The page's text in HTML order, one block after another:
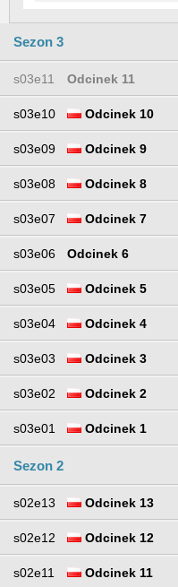
Sezon 3
s03e11 Odcinek 11
s03e10 Odcinek 10
s03e09 Odcinek 9
s03e08 Odcinek 8
s03e07 Odcinek 7
s03e06 Odcinek 6
s03e05 Odcinek 5
s03e04 Odcinek 4
s03e03 Odcinek 3
s03e02 Odcinek 2
s03e01 Odcinek 1
Sezon 2
s02e13 Odcinek 13
s02e12 Odcinek 12
s02e11 Odcinek 11